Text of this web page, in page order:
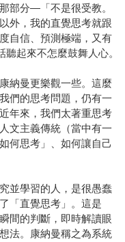
部分—「不是很受教。
外，我的直覺思考就跟
自信、預測極端，又有
起來不怎麼鼓舞人心。
納曼更樂觀一些。這麼
們的思考問題，仍有一
年來，我們太著重思考
文主義傳統（當中有一
何思考」、如何讓自己
並學習的人，是很愚蠢
「直覺思考」。這是
間的判斷，即時解讀眼
法。康納曼稱之為系統